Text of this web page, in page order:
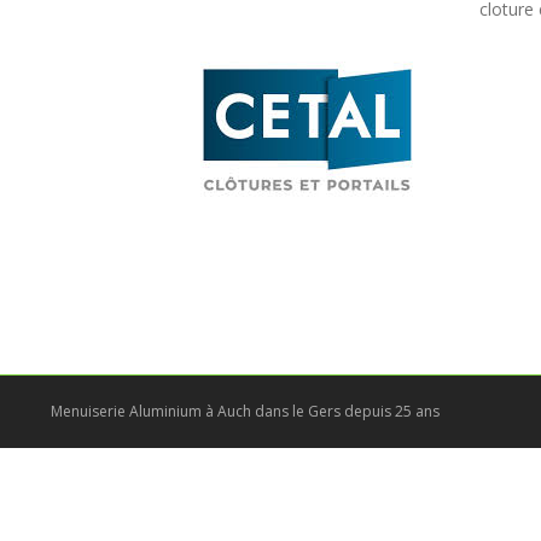
cloture
Menuiserie Aluminium à Auch dans le Gers depuis 25 ans